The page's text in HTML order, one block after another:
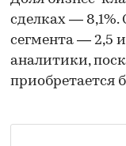
сделках —
сегмента — 2,5
аналитики,
приобретается